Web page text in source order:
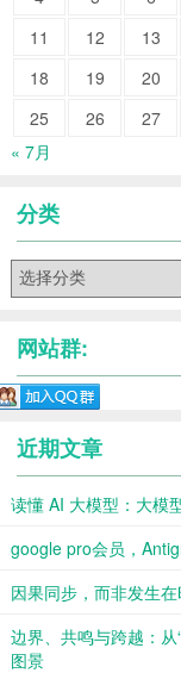
11
12 13
18
19 20
25
26 27
« 7月
分类
网站群:
近期文章
读懂 AI 大模型：大模
google pro会员，
因果同步，而非发生
边界、共鸣与跨越：从
图景